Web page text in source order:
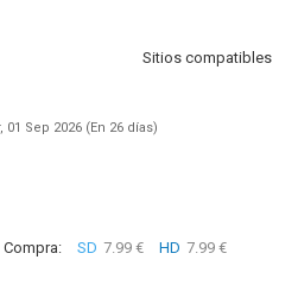
Sitios compatibles
Sep 2026 (En 26 días)
Compra: SD 7.99 € HD 7.99 €